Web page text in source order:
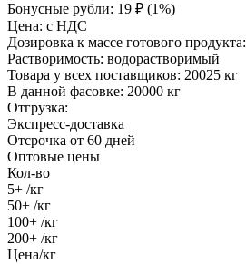
Бонусные рубли: 19 ₽ (1%)
Цена: с НДС
Дозировка к массе готового продукта:
Растворимость: водорастворимый
Товара у всех поставщиков: 20025 кг
В данной фасовке: 20000 кг
Отгрузка:
Экспресс-доставка
Отсрочка от 60 дней
Оптовые цены
Кол-во
5+ /кг
50+ /кг
100+ /кг
200+ /кг
Цена/кг